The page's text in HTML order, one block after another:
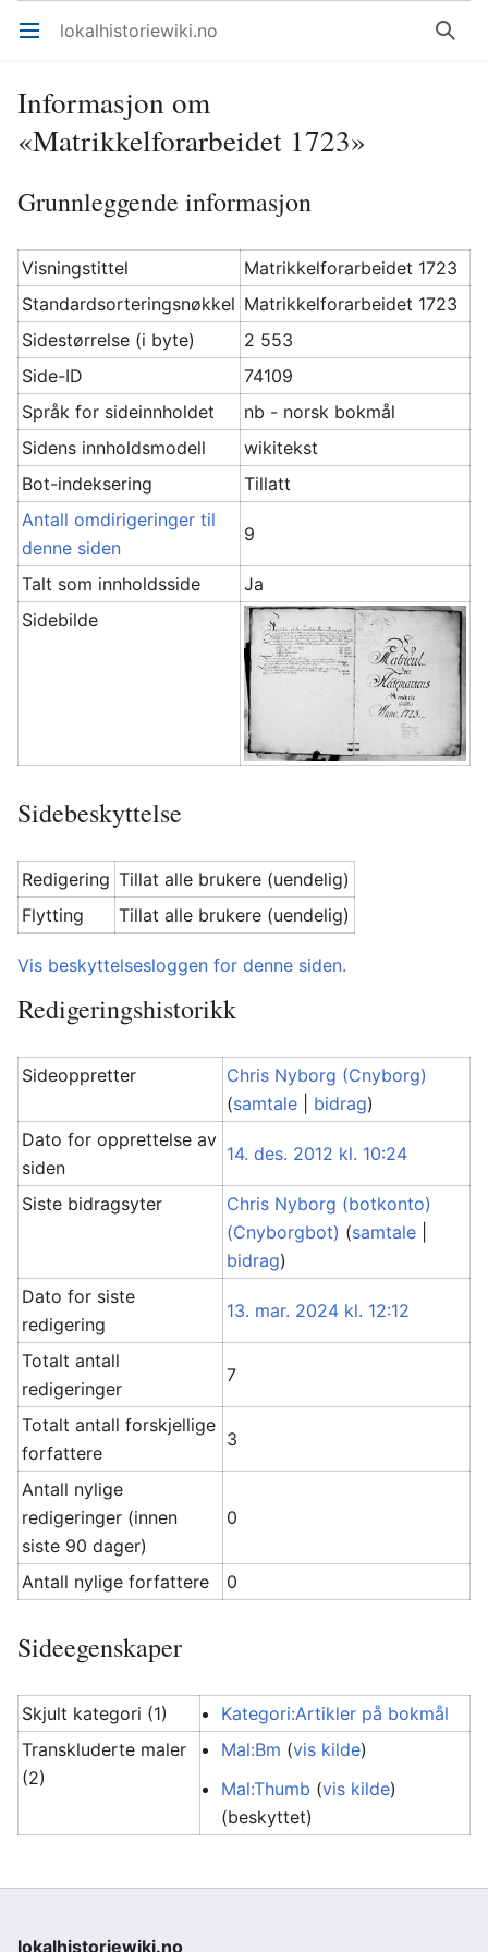
Åpne hovedmenyen lokalhistoriewiki.no Søk
Informasjon om
«Matrikkelforarbeidet 1723»
Grunnleggende informasjon
Visningstittel
Matrikkelforarbeidet 1723
Standardsorteringsnøkkel Matrikkelforarbeidet 1723
Sidestørrelse (i byte)
2 553
Side-ID
74109
Språk for sideinnholdet
nb - norsk bokmål
Sidens innholdsmodell
wikitekst
Bot-indeksering
Tillatt
Antall omdirigeringer til
denne siden
9
Talt som innholdsside
Ja
Sidebilde
Sidebeskyttelse
Redigering Tillat alle brukere (uendelig)
Flytting
Tillat alle brukere (uendelig)
Vis beskyttelsesloggen for denne siden.
Redigeringshistorikk
Sideoppretter
Chris Nyborg (Cnyborg)
(samtale bidrag)
Dato for opprettelse av
siden
14. des. 2012 kl. 10:24
Siste bidragsyter
Chris Nyborg (botkonto)
(Cnyborgbot) (samtale
bidrag)
Dato for siste
redigering
13. mar. 2024 kl. 12:12
Totalt antall
redigeringer
7
Totalt antall forskjellige
forfattere
3
Antall nylige
redigeringer (innen
siste 90 dager)
0
Antall nylige forfattere 0
Sideegenskaper
Skjult kategori (1)
Kategori:Artikler på bokmål
Transkluderte maler
(2)
Mal:Bm (vis kilde)
Mal:Thumb (vis kilde)
(beskyttet)
lokalhistoriewiki.no